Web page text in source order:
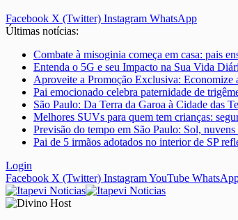
Facebook X (Twitter) Instagram WhatsApp
Últimas notícias:
Combate à misoginia começa em casa: pais
Entenda o 5G e seu Impacto na Sua Vida
Aproveite a Promoção Exclusiva: Economize
Pai emocionado celebra paternidade de
São Paulo: Da Terra da Garoa à Cidade das
Melhores SUVs para quem tem crianças:
Previsão do tempo em São Paulo: Sol,
Pai de 5 irmãos adotados no interior de SP
Login
Facebook X (Twitter) InstagramYouTube